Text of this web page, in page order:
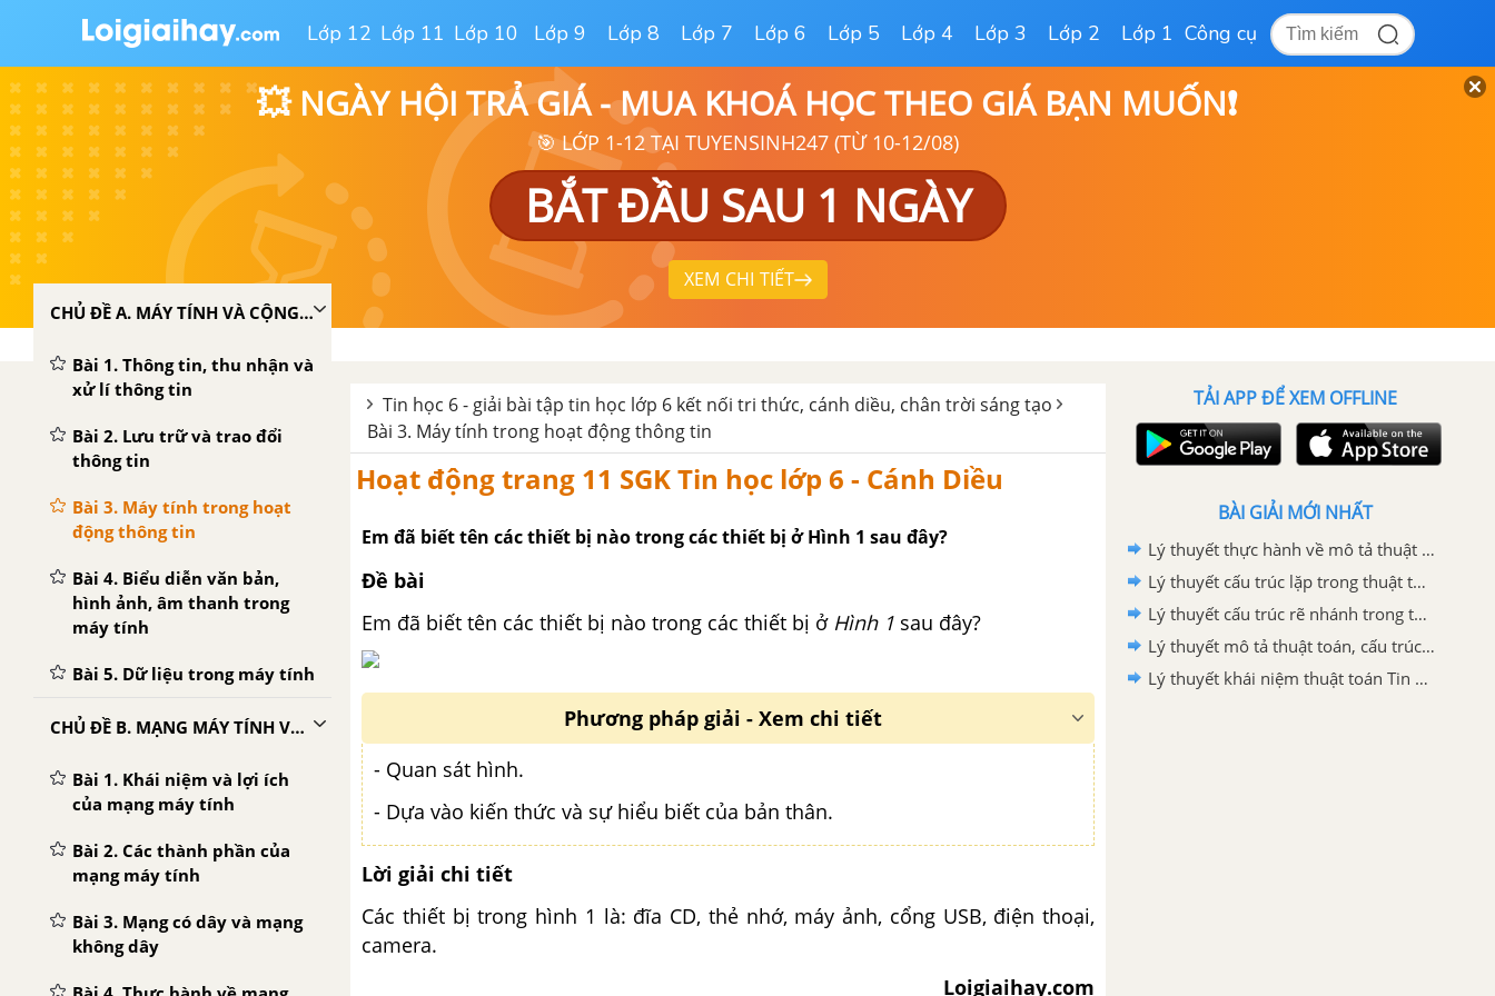
Lớp 12 Lớp 11 Lớp 10 Lớp 9 Lớp 8 Lớp 7 Lớp 6 Lớp 5 Lớp 4 Lớp 3 Lớp 2 Lớp 1 Công cụ
💥 NGÀY HỘI TRẢ GIÁ - MUA KHOÁ HỌC THEO GIÁ BẠN MUỐN❗
🎯 LỚP 1-12 TẠI TUYENSINH247 (TỪ 10-12/08)
BẮT ĐẦU SAU 1 NGÀY
XEM CHI TIẾT
CHỦ ĐỀ A. MÁY TÍNH VÀ CỘNG ĐỒNG
Bài 1. Thông tin, thu nhận và
xử lí thông tin
Bài 2. Lưu trữ và trao đổi
thông tin
Bài 3. Máy tính trong hoạt
động thông tin
Bài 4. Biểu diễn văn bản,
hình ảnh, âm thanh trong
máy tính
Bài 5. Dữ liệu trong máy tính
CHỦ ĐỀ B. MẠNG MÁY TÍNH VÀ INTERNET
Bài 1. Khái niệm và lợi ích
của mạng máy tính
Bài 2. Các thành phần của
mạng máy tính
Bài 3. Mạng có dây và mạng
không dây
Tin học 6 - giải bài tập tin học lớp 6 kết nối tri thức, cánh diều, chân trời sáng tạo
Bài 3. Máy tính trong hoạt động thông tin
Hoạt động trang 11 SGK Tin học lớp 6 - Cánh Diều
Em đã biết tên các thiết bị nào trong các thiết bị ở Hình 1 sau đây?
Đề bài
Em đã biết tên các thiết bị nào trong các thiết bị ở Hình 1 sau đây?
Phương pháp giải - Xem chi tiết
- Quan sát hình.
- Dựa vào kiến thức và sự hiểu biết của bản thân.
Lời giải chi tiết
Các thiết bị trong hình 1 là: đĩa CD, thẻ nhớ, máy ảnh, cổng USB, điện thoại,
camera.
Loigiaihay.com
TẢI APP ĐỂ XEM OFFLINE
BÀI GIẢI MỚI NHẤT
Lý thuyết thực hành về mô tả thuật toán Tin học 6 Cánh Diều
Lý thuyết cấu trúc lặp trong thuật toán Tin học 6 Cánh Diều
Lý thuyết cấu trúc rẽ nhánh trong thuật toán Tin học 6 Cánh Diều
Lý thuyết mô tả thuật toán, cấu trúc tuần tự trong thuật toán Tin học 6 Cánh Diều
Lý thuyết khái niệm thuật toán Tin học 6 Cánh Diều